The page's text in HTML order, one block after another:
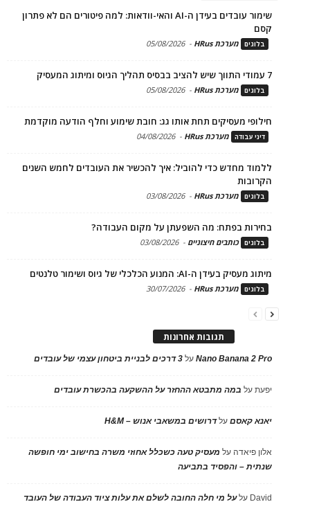
שימור עובדים בעידן ה-AI והאי-וודאות: למה פיטורים הם לא פתרון
קסם
בלוגים מערכת HRus -
05/08/2026
7 עמודי התווך שיש להציב בבסיס תהליך הגיוס ומיתוג המעסיק
בלוגים מערכת HRus -
05/08/2026
חילופי מעסיקים תחת אותו גג: חובת שימוע וחלף הודעה מוקדמת
דיני עבודה מערכת HRus -
04/08/2026
ללמוד מחדש כדי להוביל: איך להכשיר את העובדים לחמש השנים
הקרובות
בלוגים מערכת HRus -
03/08/2026
בחירות בפתח: מה השפעתן על מקום העבודה?
בלוגים כותבים חיצוניים -
03/08/2026
מיתוג מעסיק בעידן ה-AI: המנוע הכלכלי של גיוס ושימור טלנטים
בלוגים מערכת HRus -
30/07/2026
תגובות אחרונות
Nano Banana 2 Proעל 3 דרכים לבניית ביטחון עצמי של עובדים
יפעתעל במה מתבטא ההחזר על ההשקעה בהכשרת עובדים
יאנא קאסםעלדרושים במשאבי אנוש – H&M
אלון פיאדה על מעסיק טעה כשכלל אחוזי משרה בחישוב ימי חופשה
שנתית – והפסיד בתביעה
David עלעל מי חלה החובה לשלם את עלות ציוד העבודה של העובד